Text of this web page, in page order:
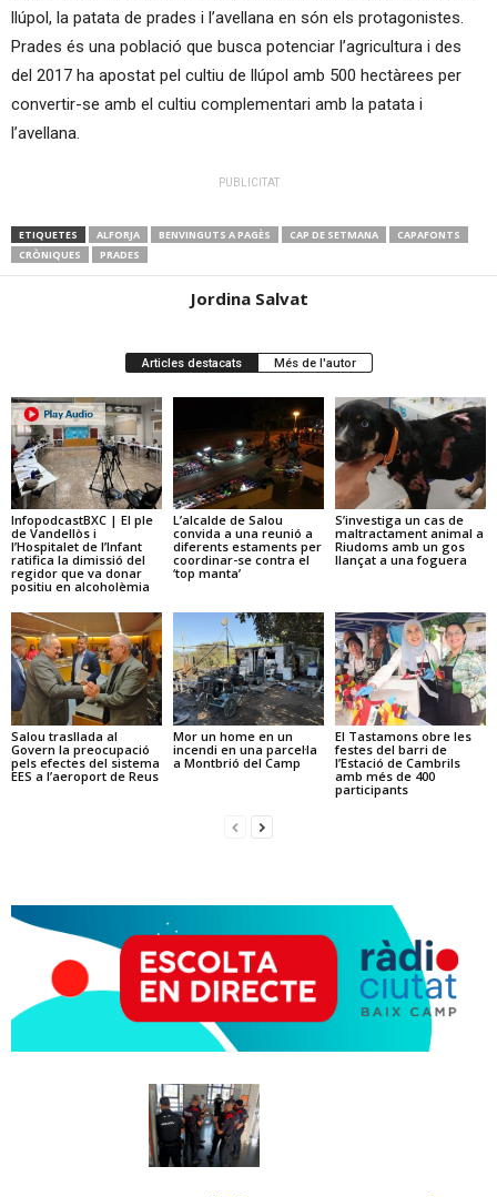
llúpol, la patata de prades i l’avellana en són els protagonistes.
Prades és una població que busca potenciar l’agricultura i des
del 2017 ha apostat pel cultiu de llúpol amb 500 hectàrees per
convertir-se amb el cultiu complementari amb la patata i
l’avellana.
PUBLICITAT
ETIQUETES ALFORJA BENVINGUTS A PAGÈS CAP DE SETMANA
CAPAFONTS
CRÒNIQUES
PRADES
Jordina Salvat
Articles destacats Més de l'autor
InfopodcastBXC | El ple
de Vandellòs i
l’Hospitalet de l’Infant
ratifica la dimissió del
regidor que va donar
positiu en alcoholèmia
L’alcalde de Salou
convida a una reunió a
diferents estaments per
coordinar-se contra el
‘top manta’
S’investiga un cas de
maltractament animal a
Riudoms amb un gos
llançat a una foguera
Salou trasllada al
Govern la preocupació
pels efectes del sistema
EES a l’aeroport de Reus
Mor un home en un
incendi en una parcel·la
a Montbrió del Camp
El Tastamons obre les
festes del barri de
l’Estació de Cambrils
amb més de 400
participants